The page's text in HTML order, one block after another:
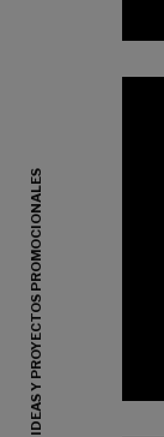
IDEAS Y PROYECTOS PROMOCIONALES